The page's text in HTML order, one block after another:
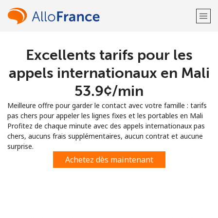
Bienvenue!
S'enregistrer avec
ou
Excellents tarifs pour les
appels internationaux en Mali
⁦53.9¢⁩/min
Meilleure offre pour garder le contact avec votre famille : tarifs
pas chers pour appeler les lignes fixes et les portables en Mali
Profitez de chaque minute avec des appels internationaux pas
chers, aucuns frais supplémentaires, aucun contrat et aucune
surprise.
Achetez dès maintenant